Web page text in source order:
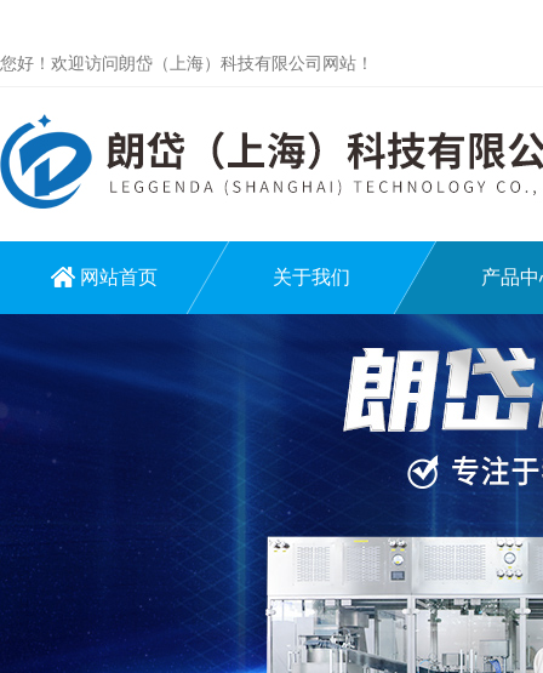
您好！欢迎访问朗岱（上海）科技有限公司网站！
网站首页 关于我们 产品中